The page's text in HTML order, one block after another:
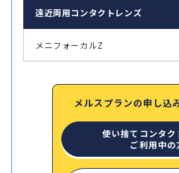
遠近両用コンタクトレンズ
メニフォーカルZ
メルスプランの申し込
使い捨てコンタク
ご利用中の